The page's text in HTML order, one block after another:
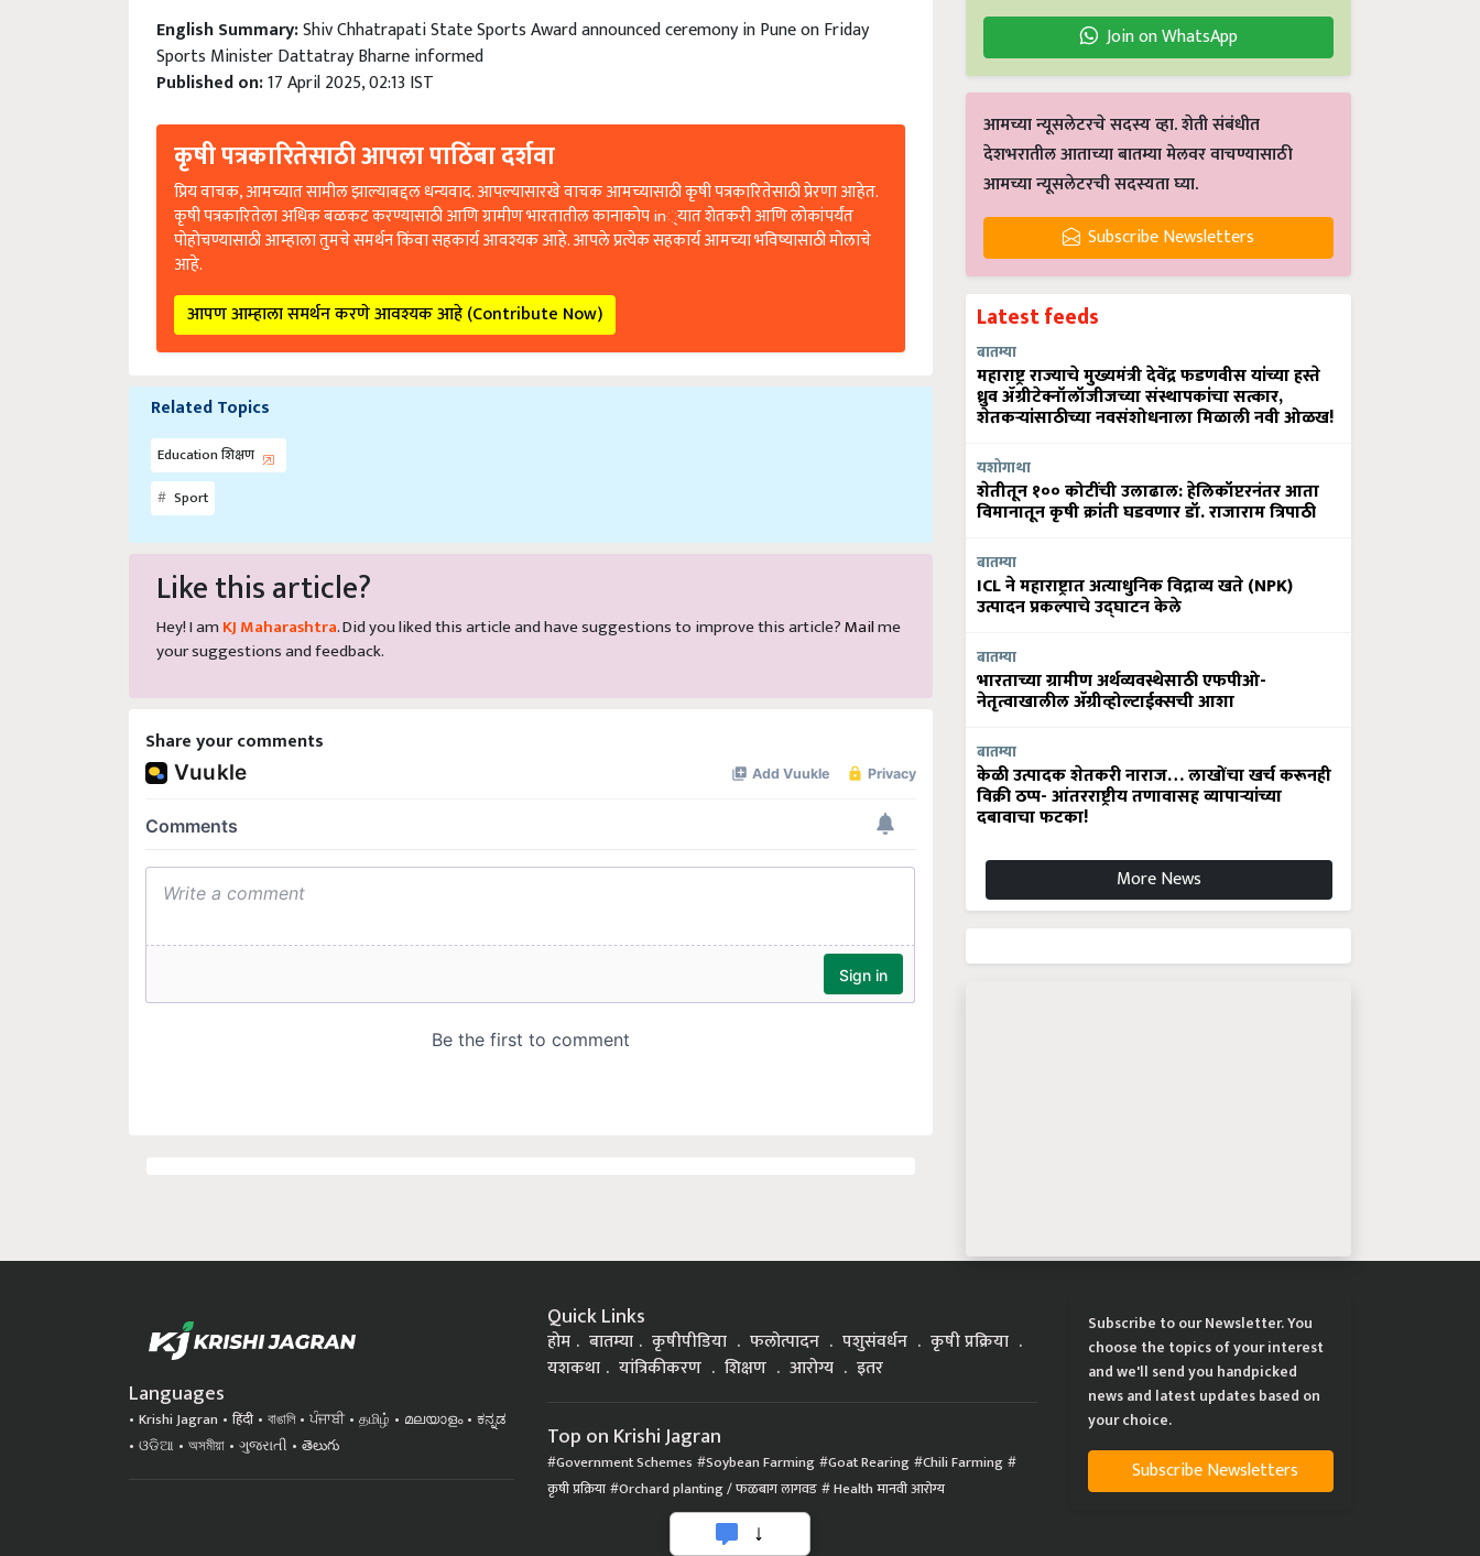
English Summary:Shiv Chhatrapati State Sports Award announced ceremony in Pune on Friday
Sports Minister Dattatray Bharne informed
Published on:17 April 2025, 02:13 IST
कृषी पत्रकारितेसाठी आपला पाठिंबा दर्शवा
प्रिय वाचक, आमच्यात सामील झाल्याबद्दल धन्यवाद. आपल्यासारखे वाचक आमच्यासाठी कृषी पत्रकारितेसाठी प्रेरणा आहेत.
कृषी पत्रकारितेला अधिक बळकट करण्यासाठी आणि ग्रामीण भारतातील कानाकोप in्यात शेतकरी आणि लोकांपर्यंत
पोहोचण्यासाठी आम्हाला तुमचे समर्थन किंवा सहकार्य आवश्यक आहे. आपले प्रत्येक सहकार्य आमच्या भविष्यासाठी मोलाचे
आहे.
आपण आम्हाला समर्थन करणे आवश्यक आहे (Contribute Now)
Related Topics
Education शिक्षण
Sport
Like this article?
Hey! I am KJ Maharashtra. Did you liked this article and have suggestions to improve this article?Mailme
your suggestions and feedback.
Share your comments
Join on WhatsApp
आमच्या न्यूसलेटरचे सदस्य व्हा. शेती संबंधीत
देशभरातील आताच्या बातम्या मेलवर वाचण्यासाठी
आमच्या न्यूसलेटरची सदस्यता घ्या.
Subscribe Newsletters
Latest feeds
बातम्या
महाराष्ट्र राज्याचे मुख्यमंत्री देवेंद्र फडणवीस यांच्या हस्ते
ध्रुव ॲग्रीटेक्नॉलॉजीजच्या संस्थापकांचा सत्कार,
शेतकऱ्यांसाठीच्या नवसंशोधनाला मिळाली नवी ओळख!
यशोगाथा
शेतीतून १०० कोटींची उलाढाल: हेलिकॉप्टरनंतर आता
विमानातून कृषी क्रांती घडवणार डॉ. राजाराम त्रिपाठी
बातम्या
ICL ने महाराष्ट्रात अत्याधुनिक विद्राव्य खते (NPK)
उत्पादन प्रकल्पाचे उद्घाटन केले
बातम्या
भारताच्या ग्रामीण अर्थव्यवस्थेसाठी एफपीओ-
नेतृत्वाखालील अ‍ॅग्रीव्होल्टाईक्सची आशा
बातम्या
केळी उत्पादक शेतकरी नाराज… लाखोंचा खर्च करूनही
विक्री ठप्प- आंतरराष्ट्रीय तणावासह व्यापाऱ्यांच्या
दबावाचा फटका!
More News
Languages
Krishi Jagran हिंदी বাঙালি ਪੰਜਾਬੀ தமிழ் മലയാളം
ಕನ್ನಡ
ଓଡିଆ
অসমীয়া ગુજરાતી తెలుగు
Quick Links
होम बातम्या कृषीपीडिया फलोत्पादन पशुसंवर्धन
कृषी प्रक्रिया
यशकथा
यांत्रिकीकरण शिक्षण आरोग्य इतर
Top on Krishi Jagran
Government Schemes Soybean Farming Goat Rearing Chili Farming
कृषी प्रक्रिया Orchard planting / फळबाग लागवड Health मानवी आरोग्य
Subscribe to our Newsletter. You
choose the topics of your interest
and we'll send you handpicked
news and latest updates based on
your choice.
Subscribe Newsletters